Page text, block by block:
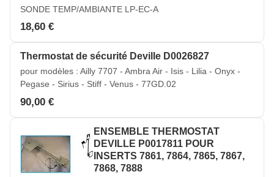
SONDE TEMP/AMBIANTE LP-EC-A
18,60 €
Thermostat de sécurité Deville D0026827
pour modèles : Ailly 7707 - Ambra Air - Isis - Lilia - Onyx -
Pegase - Sirius - Stiff - Venus - 77GD.02
90,00 €
ENSEMBLE THERMOSTAT
DEVILLE P0017811 POUR
INSERTS 7861, 7864, 7865, 7867,
7868, 7888